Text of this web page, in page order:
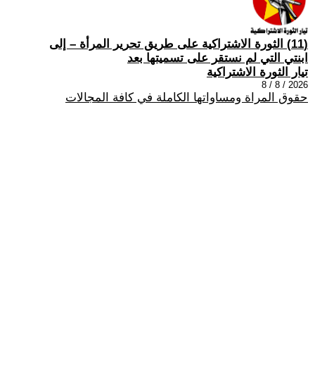
(11) الثورة الاشتراكية على طريق تحرير المرأة – إلى
ابنتي التي لم نستقر على تسميتها بعد
تيار الثورة الاشتراكية
2026 / 8 / 8
حقوق المراة ومساواتها الكاملة في كافة المجالات